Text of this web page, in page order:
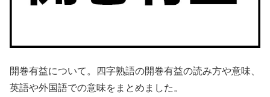
開巻有益について。四字熟語の開巻有益の読み方や意味、
英語や外国語での意味をまとめました。